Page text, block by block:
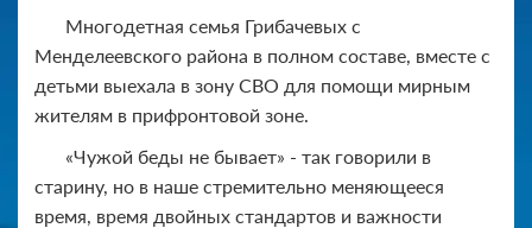
Многодетная семья Грибачевых с
Менделеевского района в полном составе, вместе с
детьми выехала в зону СВО для помощи мирным
жителям в прифронтовой зоне.
«Чужой беды не бывает» - так говорили в
старину, но в наше стремительно меняющееся
время, время двойных стандартов и важности